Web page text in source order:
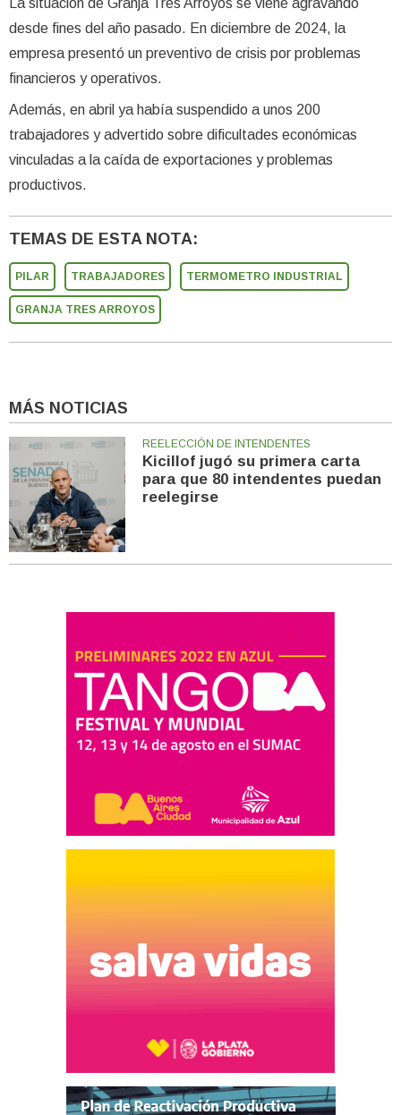
desde fines del año pasado. En diciembre de 2024, la
empresa presentó un preventivo de crisis por problemas
financieros y operativos.
Además, en abril ya había suspendido a unos 200
trabajadores y advertido sobre dificultades económicas
vinculadas a la caída de exportaciones y problemas
productivos.
TEMAS DE ESTA NOTA:
PILAR TRABAJADORES TERMOMETRO INDUSTRIAL
GRANJA TRES ARROYOS
MÁS NOTICIAS
REELECCIÓN DE INTENDENTES
Kicillof jugó su primera carta
para que 80 intendentes puedan
reelegirse